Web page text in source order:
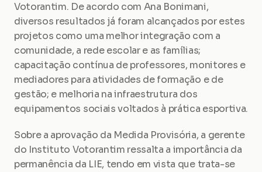
Votorantim. De acordo com Ana Bonimani,
diversos resultados já foram alcançados por estes
projetos como uma melhor integração com a
comunidade, a rede escolar e as famílias;
capacitação contínua de professores, monitores e
mediadores para atividades de formação e de
gestão; e melhoria na infraestrutura dos
equipamentos sociais voltados à prática esportiva.
Sobre a aprovação da Medida Provisória, a gerente
do Instituto Votorantim ressalta a importância da
permanência da LIE, tendo em vista que trata-se